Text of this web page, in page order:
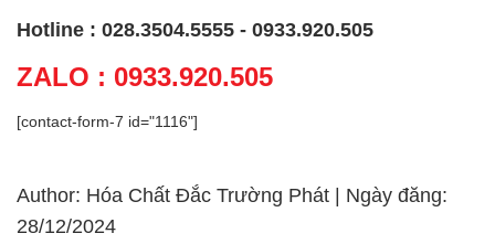
Hotline : 028.3504.5555 - 0933.920.505
ZALO : 0933.920.505
[contact-form-7 id="1116"]
Author: Hóa Chất Đắc Trường Phát | Ngày đăng:
28/12/2024